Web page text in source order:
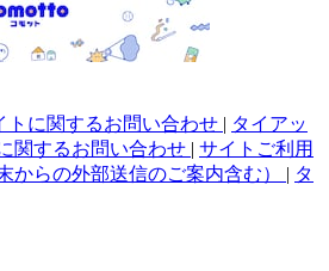
トに関するお問い合わせ | タイアッ
関するお問い合わせ | サイトご利用
からの外部送信のご案内含む） | タ